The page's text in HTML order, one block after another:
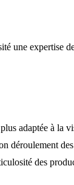
une expertise
adaptée à la
déroulement
des